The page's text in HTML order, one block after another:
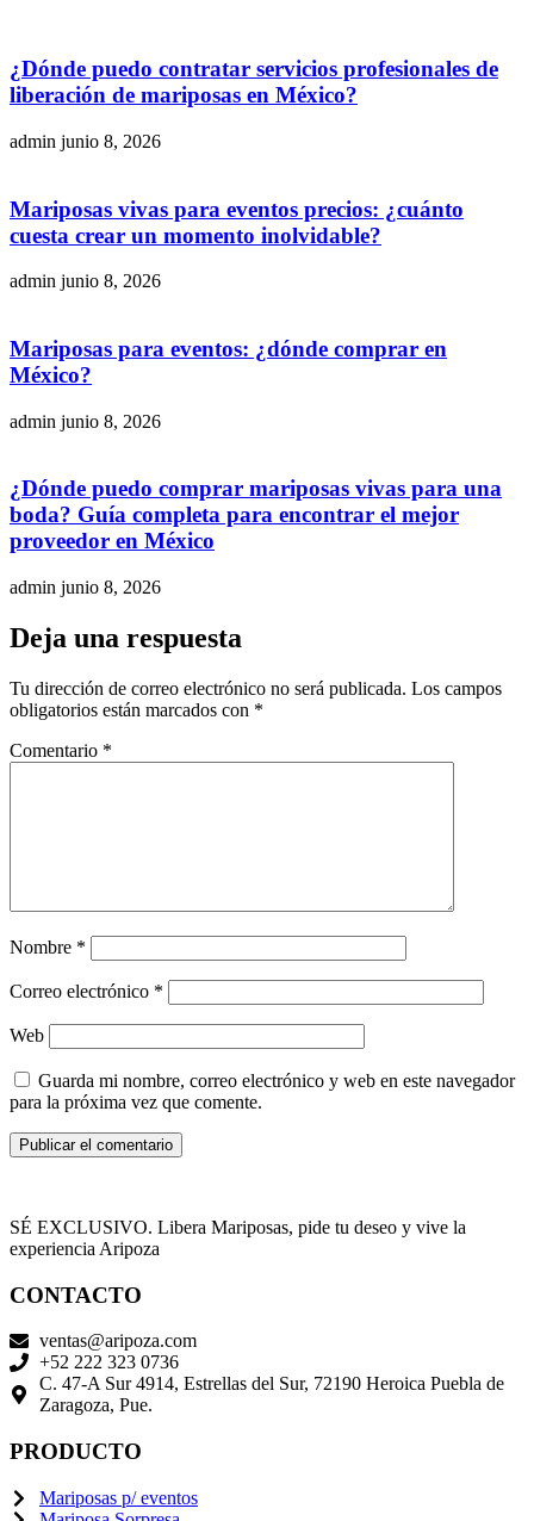
¿Dónde puedo contratar servicios profesionales de
liberación de mariposas en México?
admin junio 8, 2026
Mariposas vivas para eventos precios: ¿cuánto
cuesta crear un momento inolvidable?
admin junio 8, 2026
Mariposas para eventos: ¿dónde comprar en
México?
admin junio 8, 2026
¿Dónde puedo comprar mariposas vivas para una
boda? Guía completa para encontrar el mejor
proveedor en México
admin junio 8, 2026
Deja una respuesta
Tu dirección de correo electrónico no será publicada. Los campos
obligatorios están marcados con *
Comentario *
Nombre *
Correo electrónico *
Web
Guarda mi nombre, correo electrónico y web en este navegador
para la próxima vez que comente.
SÉ EXCLUSIVO. Libera Mariposas, pide tu deseo y vive la
experiencia Aripoza
CONTACTO
ventas@aripoza.com
+52 222 323 0736
C. 47-A Sur 4914, Estrellas del Sur, 72190 Heroica Puebla de
Zaragoza, Pue.
PRODUCTO
Mariposas p/ eventos